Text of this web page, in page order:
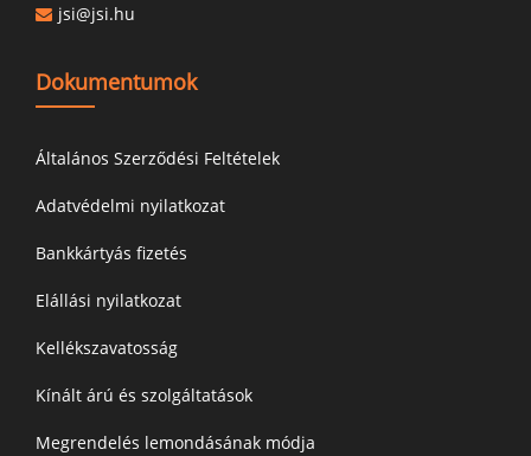
jsi@jsi.hu
Dokumentumok
Általános Szerződési Feltételek
Adatvédelmi nyilatkozat
Bankkártyás fizetés
Elállási nyilatkozat
Kellékszavatosság
Kínált árú és szolgáltatások
Megrendelés lemondásának módja